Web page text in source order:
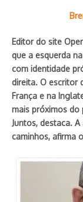
Editor do site
que a esquerda
com identidade
direita. O escritor
França e na
mais próximos do
Juntos, destaca.
caminhos, afirma